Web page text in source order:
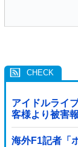
アイドルライ
客様より被害
海外F1記者「